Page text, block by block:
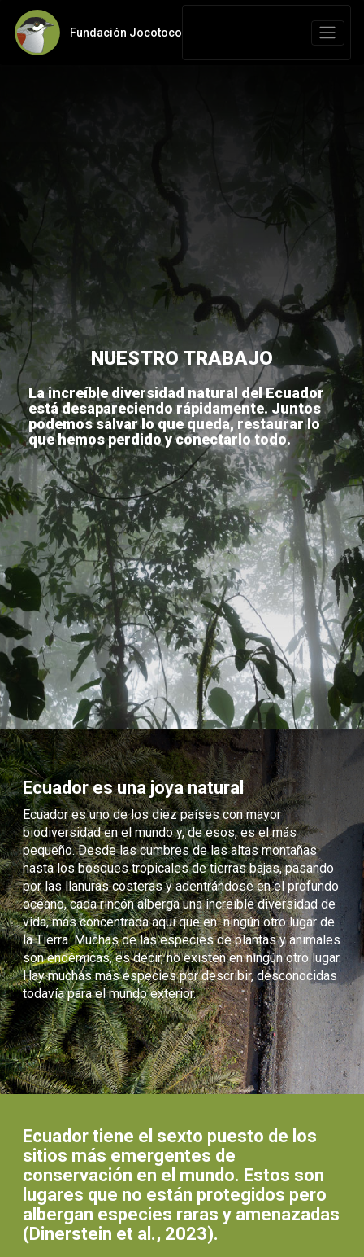
Fundación Jocotoco
NUESTRO TRABAJO
La increíble diversidad natural del Ecuador
está desapareciendo rápidamente. Juntos
podemos salvar lo que queda, restaurar lo
que hemos perdido y conectarlo todo.
Ecuador es una joya natural
Ecuador es uno de los diez países con mayor
biodiversidad en el mundo y, de esos, es el más
pequeño. Desde las cumbres de las altas montañas
hasta los bosques tropicales de tierras bajas, pasando
por las llanuras costeras y adentrándose en el profundo
océano, cada rincón alberga una increíble diversidad de
vida, más concentrada aquí que en ningún otro lugar de
la Tierra. Muchas de las especies de plantas y animales
son endémicas, es decir, no existen en ningún otro lugar.
Hay muchas más especies por describir, desconocidas
todavía para el mundo exterior.
Ecuador tiene el sexto puesto de los
sitios más emergentes de
conservación en el mundo. Estos son
lugares que no están protegidos pero
albergan especies raras y amenazadas
(Dinerstein et al., 2023).